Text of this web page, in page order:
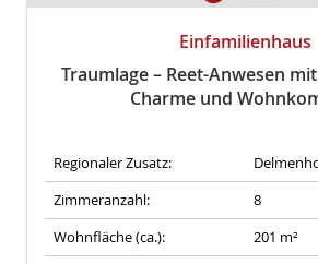
Einfamilienhaus
Traumlage – Reet-Anwesen
Charme und
Regionaler Zusatz:
Zimmeranzahl:
8
Wohnfläche (ca.):
201 m²